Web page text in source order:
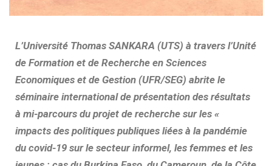
L’Université Thomas SANKARA (UTS) à travers l’Unité
de Formation et de Recherche en Sciences
Economiques et de Gestion (UFR/SEG) abrite le
séminaire international de présentation des résultats
à mi-parcours du projet de recherche sur les «
impacts des politiques publiques liées à la pandémie
du covid-19 sur le secteur informel, les femmes et les